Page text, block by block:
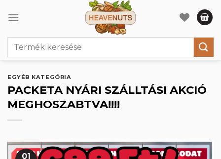
Keresés
EGYÉB KATEGÓRIA
PACKETA NYÁRI SZÁLLTÁSI AKCIÓ
MEGHOSZABTVA!!!!
01